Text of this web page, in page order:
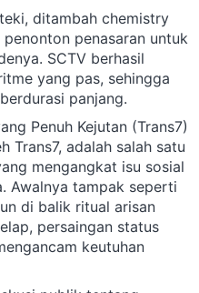
ditambah chemistry
penasaran untuk
SCTV berhasil
yang pas, sehingga
panjang.
Penuh Kejutan (Trans7)
Trans7, adalah salah satu
mengangkat isu sosial
Awalnya tampak seperti
di balik ritual arisan
persaingan status
keutuhan